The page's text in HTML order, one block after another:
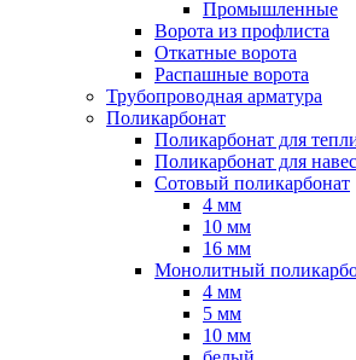
Промышленные
Ворота из профлиста
Откатные ворота
Распашные ворота
Трубопроводная арматура
Поликарбонат
Поликарбонат для
Поликарбонат для
Сотовый поликарбонат
4 мм
10 мм
16 мм
Монолитный
4 мм
5 мм
10 мм